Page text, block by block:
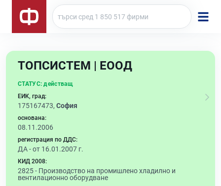
ТОПСИСТЕМ | ЕООД
СТАТУС: действащ
ЕИК, град:
175167473, София
основана:
08.11.2006
регистрация по ДДС:
ДА - от 16.01.2007 г.
КИД 2008:
2825 - Производство на промишлено хладилно и
вентилационно оборудване